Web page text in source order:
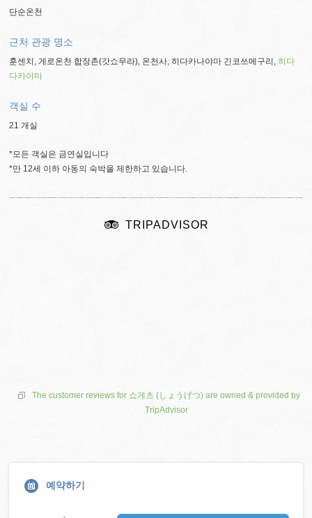
단순온천
근처 관광 명소
훈센치, 게로온천 합장촌(갓쇼무라), 온천사, 히다카나야마 긴코쓰메구리,히다
다카야마
객실 수
21 개실
*모든 객실은 금연실입니다
*만 12세 이하 아동의 숙박을 제한하고 있습니다.
TRIPADVISOR
The customer reviews for 쇼게츠 (しょうげつ) are owned & provided by
TripAdvisor
예약하기